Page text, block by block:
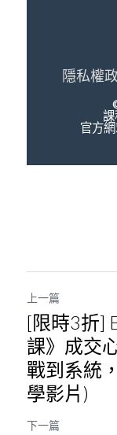
隱私權
官方網
上一篇
[限時3折]
課》成交
戰到系統
學影片)
下一篇